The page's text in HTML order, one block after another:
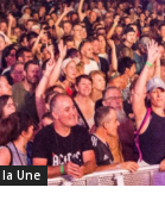
la Une